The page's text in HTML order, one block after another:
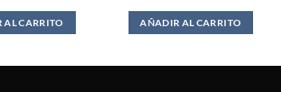
AL CARRITO AÑADIR AL CARRITO